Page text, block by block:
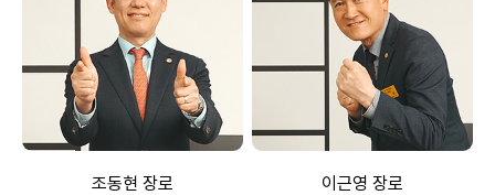
조동현 장로 이근영 장로